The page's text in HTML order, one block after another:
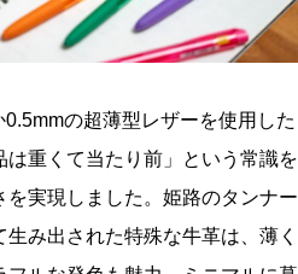
の超薄型レザーを使用した
重くて当たり前」という常識を
実現しました。姫路のタンナー
み出された特殊な牛革は、薄く